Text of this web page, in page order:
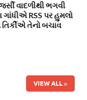
વાદળીથી ભગવી
RSS પર હુમલો
તેનો બચાવ
VIEW ALL